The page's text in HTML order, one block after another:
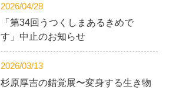
2026/04/28
「第34回うつくしまあるきめで
す」中止のお知らせ
2026/03/13
杉原厚吉の錯覚展〜変身する生き物